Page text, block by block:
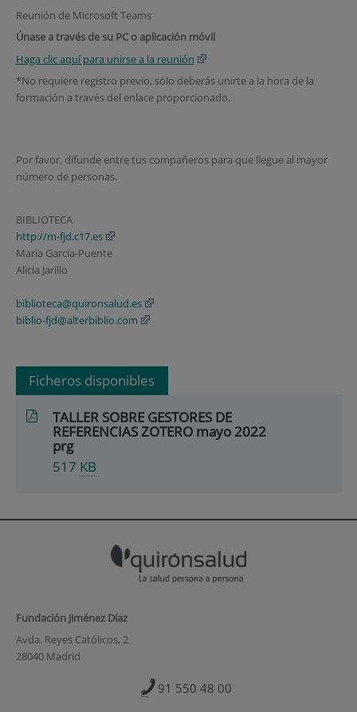
Reunión de Microsoft Teams
Únase a través de su PC o aplicación móvil
Haga clic aquí para unirse a la reunión
*No requiere registro previo, sólo deberás unirte a la hora de la
formación a través del enlace proporcionado.
Por favor, difunde entre tus compañeros para que llegue al mayor
número de personas.
BIBLIOTECA
http://m-fjd.c17.es
María García-Puente
Alicia Jarillo
biblioteca@quironsalud.es
biblio-fjd@alterbiblio.com
Ficheros disponibles
TALLER SOBRE GESTORES DE
REFERENCIAS ZOTERO mayo 2022
prg
517 KB
Fundación Jiménez Díaz
Avda. Reyes Católicos, 2
28040 Madrid
91 550 48 00